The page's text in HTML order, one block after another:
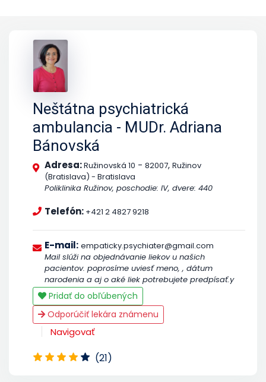
Neštátna psychiatrická
ambulancia - MUDr. Adriana
Bánovská
Adresa:Ružinovská 10 - 82007, Ružinov
(Bratislava) - Bratislava
Poliklinika Ružinov, poschodie: IV, dvere: 440
Telefón: +421 2 4827 9218
E-mail: empaticky.psychiater@gmail.com
Mail slúži na objednávanie liekov u našich
pacientov. poprosíme uviesť meno, , dátum
narodenia a aj o aké liek potrebujete predpísať.y
Pridať do obľúbených
Odporúčiť lekára známenu
Navigovať
(21)